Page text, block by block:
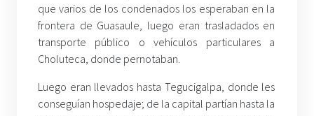
que varios de los condenados los esperaban en la
frontera de Guasaule, luego eran trasladados en
transporte público o vehículos particulares a
Choluteca, donde pernotaban.
Luego eran llevados hasta Tegucigalpa, donde les
conseguían hospedaje; de la capital partían hasta la